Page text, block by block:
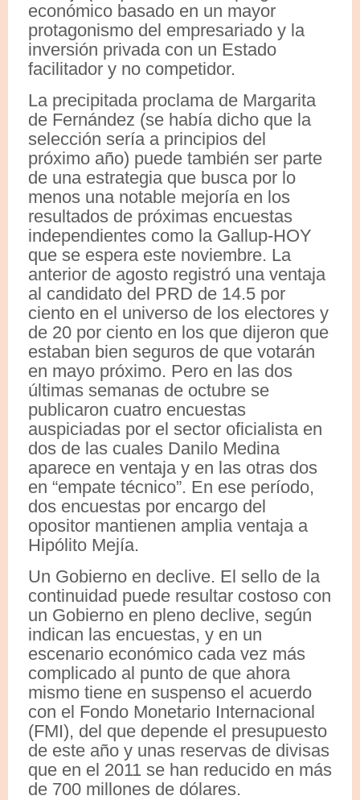
económico basado en un mayor
protagonismo del empresariado y la
inversión privada con un Estado
facilitador y no competidor.
La precipitada proclama de Margarita
de Fernández (se había dicho que la
selección sería a principios del
próximo año) puede también ser parte
de una estrategia que busca por lo
menos una notable mejoría en los
resultados de próximas encuestas
independientes como la Gallup-HOY
que se espera este noviembre. La
anterior de agosto registró una ventaja
al candidato del PRD de 14.5 por
ciento en el universo de los electores y
de 20 por ciento en los que dijeron que
estaban bien seguros de que votarán
en mayo próximo. Pero en las dos
últimas semanas de octubre se
publicaron cuatro encuestas
auspiciadas por el sector oficialista en
dos de las cuales Danilo Medina
aparece en ventaja y en las otras dos
en “empate técnico”. En ese período,
dos encuestas por encargo del
opositor mantienen amplia ventaja a
Hipólito Mejía.
Un Gobierno en declive. El sello de la
continuidad puede resultar costoso con
un Gobierno en pleno declive, según
indican las encuestas, y en un
escenario económico cada vez más
complicado al punto de que ahora
mismo tiene en suspenso el acuerdo
con el Fondo Monetario Internacional
(FMI), del que depende el presupuesto
de este año y unas reservas de divisas
que en el 2011 se han reducido en más
de 700 millones de dólares.